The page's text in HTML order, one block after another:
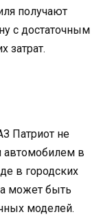
получают
с достаточным
затрат.
Патриот не
в
в городских
может быть
моделей.